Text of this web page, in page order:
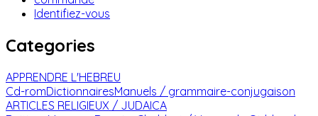
Identifiez-vous
Categories
APPRENDRE L'HEBREU
Cd-romDictionnairesManuels / grammaire-conjugaison
ARTICLES RELIGIEUX / JUDAICA